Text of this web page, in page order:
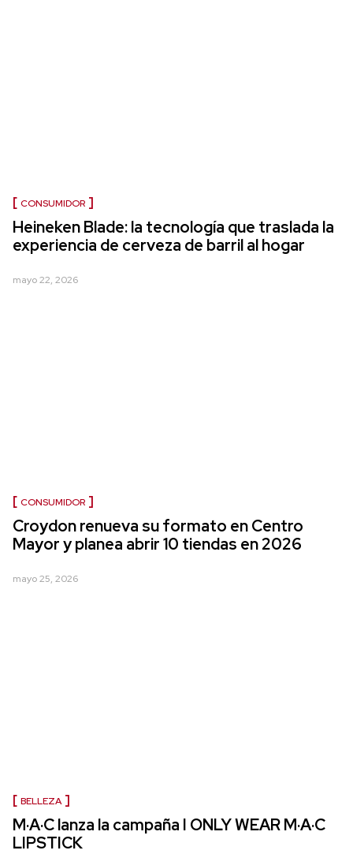
CONSUMIDOR
Heineken Blade: la tecnología que traslada la
experiencia de cerveza de barril al hogar
mayo 22, 2026
CONSUMIDOR
Croydon renueva su formato en Centro
Mayor y planea abrir 10 tiendas en 2026
mayo 25, 2026
BELLEZA
M·A·C lanza la campaña I ONLY WEAR M·A·C
LIPSTICK